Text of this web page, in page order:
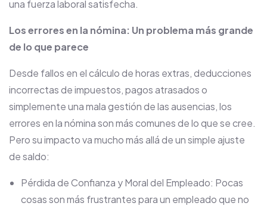
una fuerza laboral satisfecha.
Los errores en la nómina: Un problema más grande
de lo que parece
Desde fallos en el cálculo de horas extras, deducciones
incorrectas de impuestos, pagos atrasados o
simplemente una mala gestión de las ausencias, los
errores en la nómina son más comunes de lo que se cree.
Pero su impacto va mucho más allá de un simple ajuste
de saldo:
Pérdida de Confianza y Moral del Empleado: Pocas
cosas son más frustrantes para un empleado que no